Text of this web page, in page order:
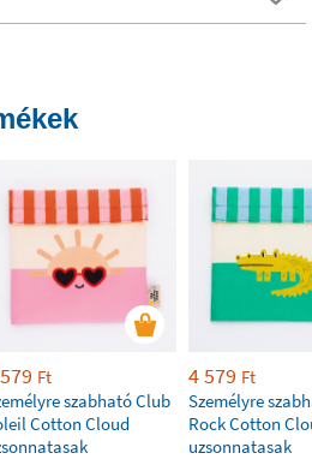
Ft
szabható Club
Cotton Cloud
4 579 Ft
Személyre
Rock Cotton
uzsonnatasak